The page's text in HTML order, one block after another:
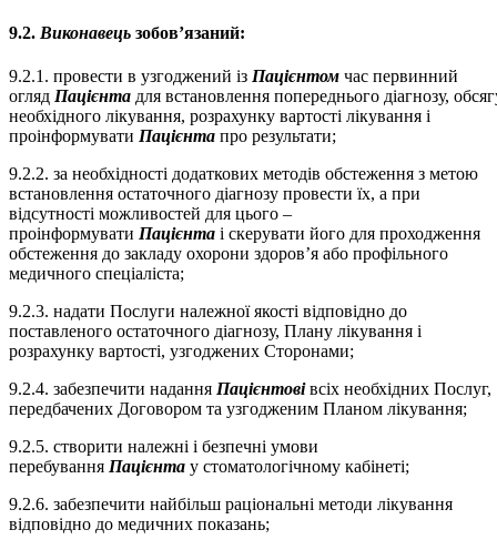
9.2. Виконавець зобов’язаний:
9.2.1. провести в узгоджений із Пацієнтом час первинний
огляд Пацієнта для встановлення попереднього діагнозу,
необхідного лікування, розрахунку вартості лікування і
проінформувати Пацієнта про результати;
9.2.2. за необхідності додаткових методів обстеження з метою
встановлення остаточного діагнозу провести їх, а при
відсутності можливостей для цього –
проінформувати Пацієнта і скерувати його для проходження
обстеження до закладу охорони здоров’я або профільного
медичного спеціаліста;
9.2.3. надати Послуги належної якості відповідно до
поставленого остаточного діагнозу, Плану лікування і
розрахунку вартості, узгоджених Сторонами;
9.2.4. забезпечити надання Пацієнтовівсіх необхідних Послуг,
передбачених Договором та узгодженим Планом лікування;
9.2.5. створити належні і безпечні умови
перебування Пацієнта у стоматологічному кабінеті;
9.2.6. забезпечити найбільш раціональні методи лікування
відповідно до медичних показань;